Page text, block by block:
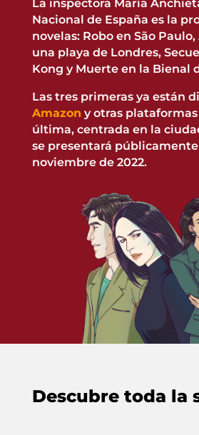
La inspectora María
Nacional de España es la
novelas: Robo en São
una playa de Londres,
Kong y Muerte en la Bienal
Las tres primeras ya están
Amazon y otras
última, centrada en la
se presentará públicamente
noviembre de 2022.
Descubre toda la